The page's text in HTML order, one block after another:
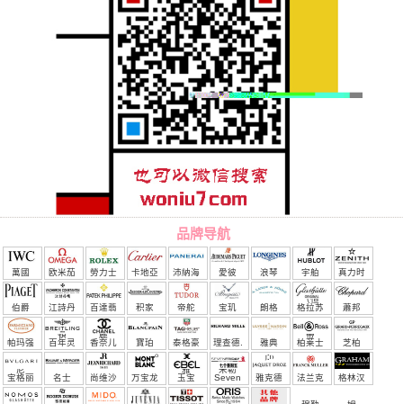
品牌导航
萬國 欧米茄 勞力士 卡地亞 沛納海 愛彼 浪琴 宇舶
（恒
宝）
真力时
伯爵 江詩丹
頓
百達翡
麗
积家 帝舵 宝玑 朗格 格拉苏
蒂
蕭邦
帕玛强
尼
百年灵 香奈儿 寶珀 泰格豪
雅
理查德.
米勒
雅典 柏莱士 芝柏
宝格丽 名士 尚维沙 万宝龙 玉宝 Seven 雅克德 法兰克 格林汉